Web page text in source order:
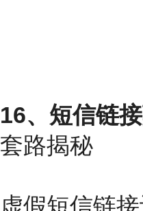
16、 短信链
套路揭秘
虚假短信链